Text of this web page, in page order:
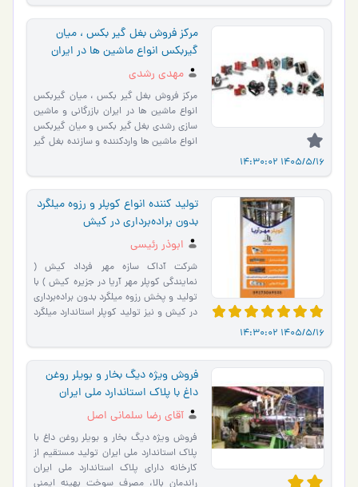
1405/5/16 14:30:02
مرکز فروش بغل گیر بکس ، میان
گیربکس انواع ماشین ها در ایران
مهدی رشدی
مرکز فروش بغل گیر بکس ، میان گیربکس
انواع ماشین ها در ایران بازرگانی و ماشین
سازی رشدی بغل گیر بکس و میان گیربکس
انواع ماشین ها واردکننده و سازنده بغل گیر
1405/5/16 14:30:02
تولید کننده انواع کوپلر و رزوه میلگرد
بدون براده‌برداری در کیش
ابوذر رئیسی
شرکت آداک سازه مهر فرداد کیش (
نمایندگی کوپلر مهر آریا در جزیره کیش ) با
تولید و پخش رزوه میلگرد بدون براده‌برداری
در کیش و نیز تولید کوپلر استاندارد میلگرد
فروش ویژه دیگ بخار و بویلر روغن
داغ با پلاک استاندارد ملی ایران
آقاي رضا سلمانی اصل
فروش ویژه دیگ بخار و بویلر روغن داغ با
پلاک استاندارد ملی ایران تولید مستقیم از
کارخانه دارای پلاک استاندارد ملی ایران
راندمان بالا، مصرف سوخت بهینه ایمنی